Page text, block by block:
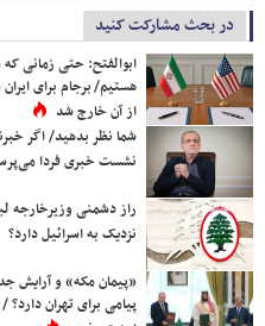
در بحث مشارکت کنید
ابوالفتح: حتی زمانی
هستیم/ برجام برای
از آن خارج شد
شما نظر بدهید/ اگر
نشست خبری فردا
راز دشمنی وزیرخارجه
نزدیک به اسرائیل دارد؟
«پیمان مکه» و آرایش
پیامی برای تهران دارد؟